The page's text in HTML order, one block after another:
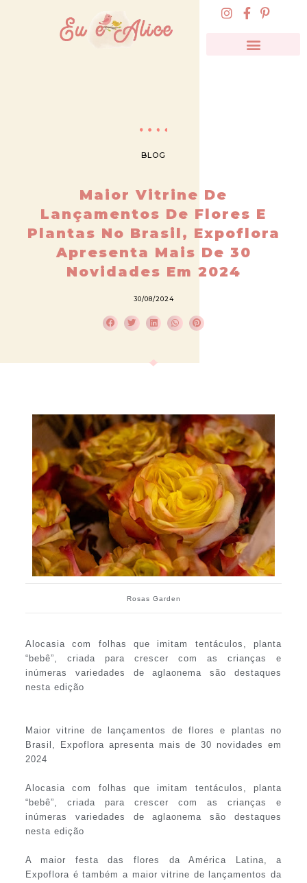
BLOG
Maior Vitrine De
Lançamentos De Flores E
Plantas No Brasil, Expoflora
Apresenta Mais De 30
Novidades Em 2024
30/08/2024
Rosas Garden
Alocasia com folhas que imitam tentáculos, planta
“bebê”, criada para crescer com as crianças e
inúmeras variedades de aglaonema são destaques
nesta edição
Maior vitrine de lançamentos de flores e plantas no
Brasil, Expoflora apresenta mais de 30 novidades em
2024
Alocasia com folhas que imitam tentáculos, planta
“bebê”, criada para crescer com as crianças e
inúmeras variedades de aglaonema são destaques
nesta edição
A maior festa das flores da América Latina, a
Expoflora é também a maior vitrine de lançamentos da